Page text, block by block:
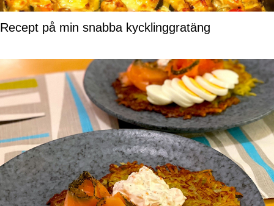
Recept på min snabba kycklinggratäng